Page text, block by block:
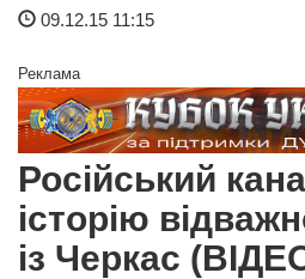
09.12.15 11:15
Реклама
Російський
історію
із Черкас